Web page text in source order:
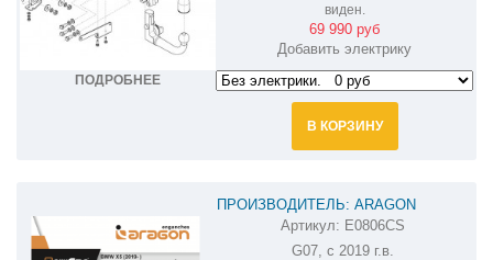
ПОДРОБНЕЕ
виден.
69 990 руб
Добавить электрику
В КОРЗИНУ
ПРОИЗВОДИТЕЛЬ: ARAGON
ФАРКОП НА BMW X7 E0806CS
Артикул: E0806CS
G07, с 2019 г.в.